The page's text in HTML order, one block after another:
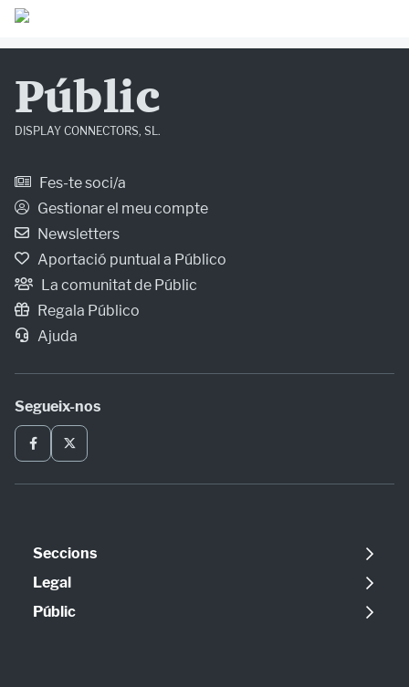
Públic
DISPLAY CONNECTORS, SL.
Fes-te soci/a
Gestionar el meu compte
Newsletters
Aportació puntual a Público
La comunitat de Públic
Regala Público
Ajuda
Segueix-nos
Seccions
Política
Opinió
Legal
Avís legal
Públic